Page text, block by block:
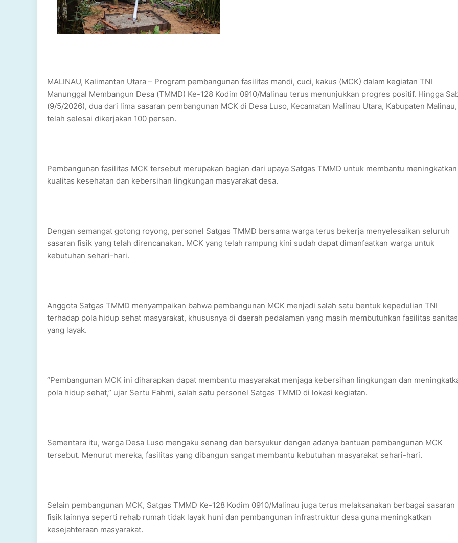
MALINAU, Kalimantan Utara – Program pembangunan fasilitas mandi, cuci, kakus (MCK) dalam kegiatan TNI
Manunggal Membangun Desa (TMMD) Ke-128 Kodim 0910/Malinau terus menunjukkan progres positif. Hingga
(9/5/2026), dua dari lima sasaran pembangunan MCK di Desa Luso, Kecamatan Malinau Utara, Kabupaten Malinau,
telah selesai dikerjakan 100 persen.
Pembangunan fasilitas MCK tersebut merupakan bagian dari upaya Satgas TMMD untuk membantu meningkatkan
kualitas kesehatan dan kebersihan lingkungan masyarakat desa.
Dengan semangat gotong royong, personel Satgas TMMD bersama warga terus bekerja menyelesaikan seluruh
sasaran fisik yang telah direncanakan. MCK yang telah rampung kini sudah dapat dimanfaatkan warga untuk
kebutuhan sehari-hari.
Anggota Satgas TMMD menyampaikan bahwa pembangunan MCK menjadi salah satu bentuk kepedulian TNI
terhadap pola hidup sehat masyarakat, khususnya di daerah pedalaman yang masih membutuhkan fasilitas
yang layak.
“Pembangunan MCK ini diharapkan dapat membantu masyarakat menjaga kebersihan lingkungan dan
pola hidup sehat,” ujar Sertu Fahmi, salah satu personel Satgas TMMD di lokasi kegiatan.
Sementara itu, warga Desa Luso mengaku senang dan bersyukur dengan adanya bantuan pembangunan MCK
tersebut. Menurut mereka, fasilitas yang dibangun sangat membantu kebutuhan masyarakat sehari-hari.
Selain pembangunan MCK, Satgas TMMD Ke-128 Kodim 0910/Malinau juga terus melaksanakan berbagai sasaran
fisik lainnya seperti rehab rumah tidak layak huni dan pembangunan infrastruktur desa guna meningkatkan
kesejahteraan masyarakat.